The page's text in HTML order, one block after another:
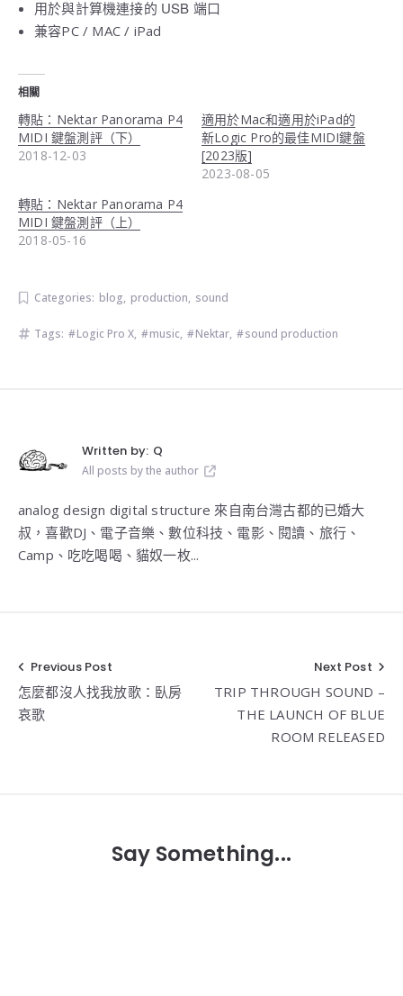
用於與計算機連接的 USB 端口
兼容PC / MAC / iPad
相關
轉貼：Nektar Panorama P4
MIDI 鍵盤測評（下）
2018-12-03
適用於Mac和適用於iPad的
新Logic Pro的最佳MIDI鍵盤
[2023版]
2023-08-05
轉貼：Nektar Panorama P4
MIDI 鍵盤測評（上）
2018-05-16
Categories: blog, production, sound
Tags: Logic Pro X, music, Nektar, sound production
Written by: Q
All posts by the author
analog design digital structure 來自南台灣古都的已婚大
叔，喜歡DJ、電子音樂、數位科技、電影、閱讀、旅行、
Camp、吃吃喝喝、貓奴一枚...
文
章
Previous Post
怎麼都沒人找我放歌：臥房
哀歌
Next Post
TRIP THROUGH SOUND –
THE LAUNCH OF BLUE
ROOM RELEASED
Say Something...